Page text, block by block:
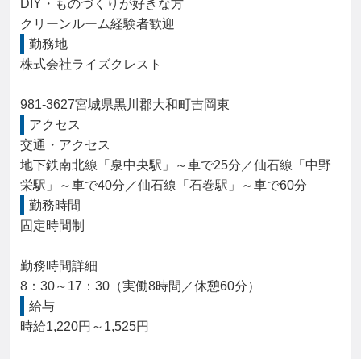
DIY・ものづくりが好きな方
クリーンルーム経験者歓迎
勤務地
株式会社ライズクレスト
981-3627宮城県黒川郡大和町吉岡東
アクセス
交通・アクセス
地下鉄南北線「泉中央駅」～車で25分／仙石線「中野
栄駅」～車で40分／仙石線「石巻駅」～車で60分
勤務時間
固定時間制
勤務時間詳細
8：30～17：30（実働8時間／休憩60分）
給与
時給1,220円～1,525円